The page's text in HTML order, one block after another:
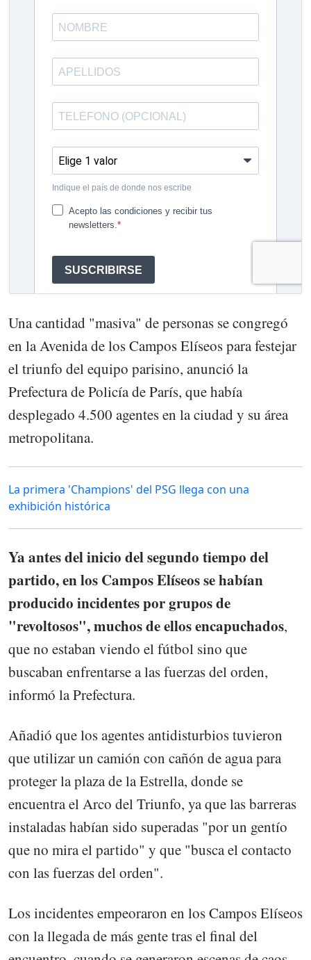
Una cantidad "masiva" de personas se congregó
en la Avenida de los Campos Elíseos para festejar
el triunfo del equipo parisino, anunció la
Prefectura de Policía de París, que había
desplegado 4.500 agentes en la ciudad y su área
metropolitana.
La primera 'Champions' del PSG llega con una
exhibición histórica
Ya antes del inicio del segundo tiempo del
partido, en los Campos Elíseos se habían
producido incidentes por grupos de
"revoltosos", muchos de ellos encapuchados,
que no estaban viendo el fútbol sino que
buscaban enfrentarse a las fuerzas del orden,
informó la Prefectura.
Añadió que los agentes antidisturbios tuvieron
que utilizar un camión con cañón de agua para
proteger la plaza de la Estrella, donde se
encuentra el Arco del Triunfo, ya que las barreras
instaladas habían sido superadas "por un gentío
que no mira el partido" y que "busca el contacto
con las fuerzas del orden".
Los incidentes empeoraron en los Campos Elíseos
con la llegada de más gente tras el final del